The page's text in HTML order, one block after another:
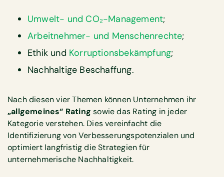
Umwelt- und CO₂-Management;
Arbeitnehmer- und Menschenrechte;
Ethik und Korruptionsbekämpfung;
Nachhaltige Beschaffung.
Nach diesen vier Themen können Unternehmen ihr
„allgemeines“ Rating sowie das Rating in jeder
Kategorie verstehen. Dies vereinfacht die
Identifizierung von Verbesserungspotenzialen und
optimiert langfristig die Strategien für
unternehmerische Nachhaltigkeit.